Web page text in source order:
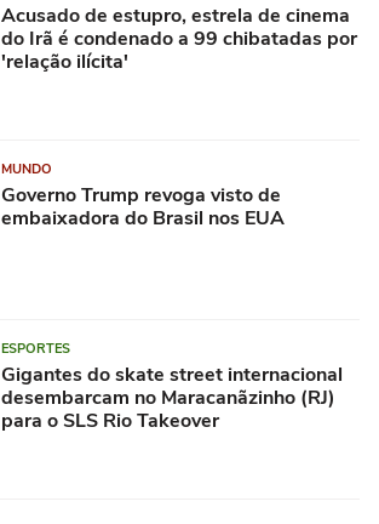
Acusado de estupro, estrela de cinema
do Irã é condenado a 99 chibatadas por
'relação ilícita'
MUNDO
Governo Trump revoga visto de
embaixadora do Brasil nos EUA
ESPORTES
Gigantes do skate street internacional
desembarcam no Maracanãzinho (RJ)
para o SLS Rio Takeover